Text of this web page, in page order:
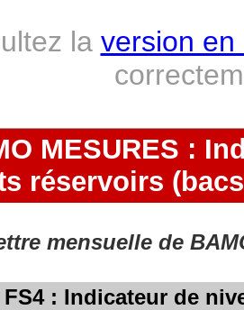
la version en
MESURES :
réservoirs
mensuelle de
FS4 : Indicateur de